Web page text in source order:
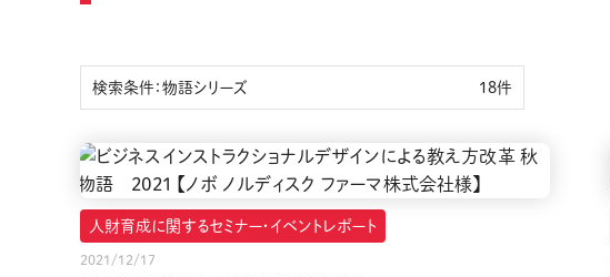
検索条件：物語シリーズ 18件
人財育成に関するセミナー・イベントレポート
2021/12/17